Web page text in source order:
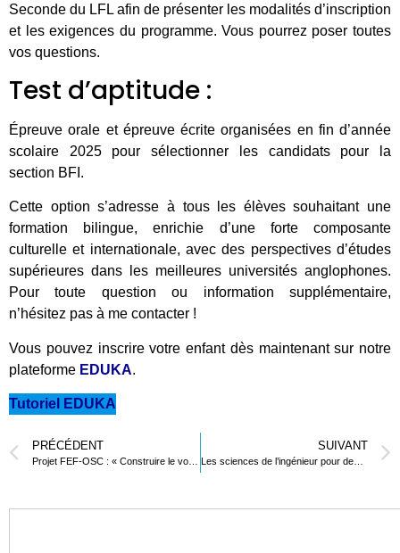
Seconde du LFL afin de présenter les modalités d’inscription
et les exigences du programme. Vous pourrez poser toutes
vos questions.
Test d’aptitude :
Épreuve orale et épreuve écrite organisées en fin d’année
scolaire 2025 pour sélectionner les candidats pour la
section BFI.
Cette option s’adresse à tous les élèves souhaitant une
formation bilingue, enrichie d’une forte composante
culturelle et internationale, avec des perspectives d’études
supérieures dans les meilleures universités anglophones.
Pour toute question ou information supplémentaire,
n’hésitez pas à me contacter !
Vous pouvez inscrire votre enfant dès maintenant sur notre
plateforme EDUKA.
Tutoriel EDUKA
PRÉCÉDENT SUIVANT
Les sciences de l’ingénieur pour demain : Le LFL inspire les jeunes